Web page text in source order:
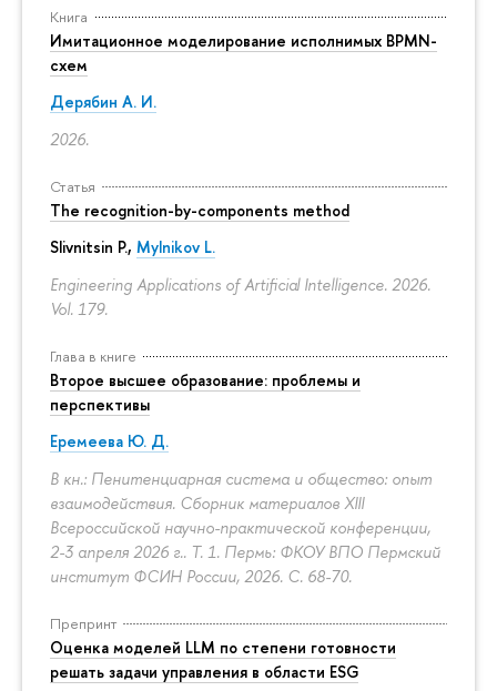
Книга
Имитационное моделирование исполнимых BPMN-
схем
Дерябин А. И.
2026.
Статья
The recognition-by-components method
Slivnitsin P., Mylnikov L.
Engineering Applications of Artificial Intelligence. 2026.
Vol. 179.
Глава в книге
Второе высшее образование: проблемы и
перспективы
Еремеева Ю. Д.
В кн.: Пенитенциарная система и общество: опыт
взаимодействия. Сборник материалов XIII
Всероссийской научно-практической конференции,
2-3 апреля 2026 г.. Т. 1. Пермь: ФКОУ ВПО Пермский
институт ФСИН России, 2026. С. 68-70.
Препринт
Оценка моделей LLM по степени готовности
решать задачи управления в области ESG